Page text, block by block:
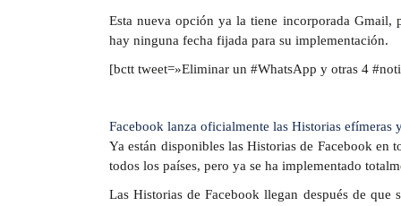
Esta nueva opción ya la tiene incorporada Gmail,
hay ninguna fecha fijada para su implementación.
[bctt tweet=»Eliminar un #WhatsApp y otras 4
Facebook lanza oficialmente las Historias efímeras
Ya están disponibles las Historias de Facebook en
todos los países, pero ya se ha implementado
Las Historias de Facebook llegan después de